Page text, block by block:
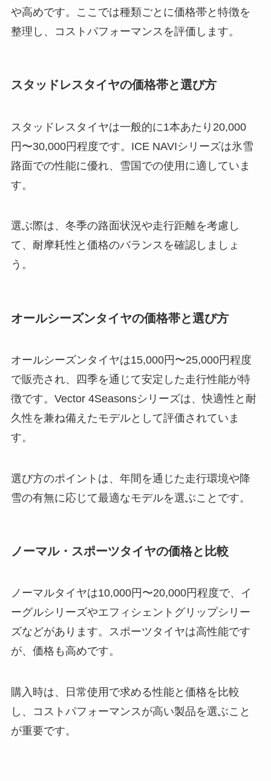
や高めです。ここでは種類ごとに価格帯と特徴を
整理し、コストパフォーマンスを評価します。
スタッドレスタイヤの価格帯と選び方
スタッドレスタイヤは一般的に1本あたり20,000
円〜30,000円程度です。ICE NAVIシリーズは氷雪
路面での性能に優れ、雪国での使用に適していま
す。
選ぶ際は、冬季の路面状況や走行距離を考慮し
て、耐摩耗性と価格のバランスを確認しましょ
う。
オールシーズンタイヤの価格帯と選び方
オールシーズンタイヤは15,000円〜25,000円程度
で販売され、四季を通じて安定した走行性能が特
徴です。Vector 4Seasonsシリーズは、快適性と耐
久性を兼ね備えたモデルとして評価されていま
す。
選び方のポイントは、年間を通じた走行環境や降
雪の有無に応じて最適なモデルを選ぶことです。
ノーマル・スポーツタイヤの価格と比較
ノーマルタイヤは10,000円〜20,000円程度で、イ
ーグルシリーズやエフィシェントグリップシリー
ズなどがあります。スポーツタイヤは高性能です
が、価格も高めです。
購入時は、日常使用で求める性能と価格を比較
し、コストパフォーマンスが高い製品を選ぶこと
が重要です。